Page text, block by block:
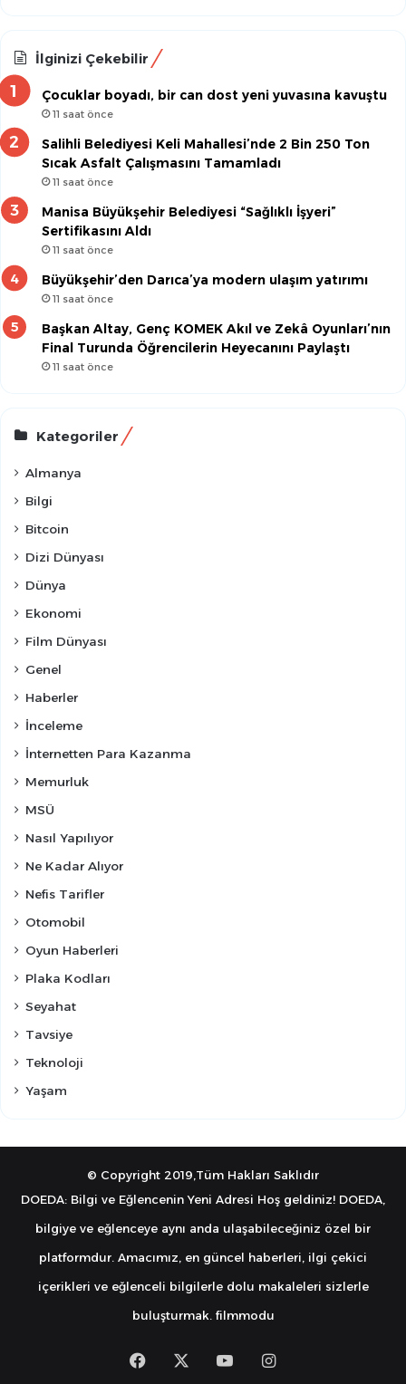
İlginizi Çekebilir
Çocuklar boyadı, bir can dost yeni yuvasına kavuştu
11 saat önce
Salihli Belediyesi Keli Mahallesi’nde 2 Bin 250 Ton
Sıcak Asfalt Çalışmasını Tamamladı
11 saat önce
Manisa Büyükşehir Belediyesi “Sağlıklı İşyeri”
Sertifikasını Aldı
11 saat önce
Büyükşehir’den Darıca’ya modern ulaşım yatırımı
11 saat önce
Başkan Altay, Genç KOMEK Akıl ve Zekâ Oyunları’nın
Final Turunda Öğrencilerin Heyecanını Paylaştı
11 saat önce
Kategoriler
Almanya
Bilgi
Bitcoin
Dizi Dünyası
Dünya
Ekonomi
Film Dünyası
Genel
Haberler
İnceleme
İnternetten Para Kazanma
Memurluk
MSÜ
Nasıl Yapılıyor
Ne Kadar Alıyor
Nefis Tarifler
Otomobil
Oyun Haberleri
Plaka Kodları
Seyahat
Tavsiye
Teknoloji
Yaşam
© Copyright 2019,Tüm Hakları Saklıdır
DOEDA: Bilgi ve Eğlencenin Yeni Adresi Hoş geldiniz! DOEDA,
bilgiye ve eğlenceye aynı anda ulaşabileceğiniz özel bir
platformdur. Amacımız, en güncel haberleri, ilgi çekici
içerikleri ve eğlenceli bilgilerle dolu makaleleri sizlerle
buluşturmak. filmmodu
FacebookYouTubeInstagram